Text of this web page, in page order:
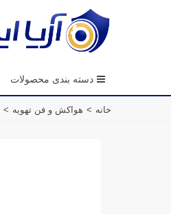
دسته بندی محصولات
خانه > هواکش و فن تهویه >